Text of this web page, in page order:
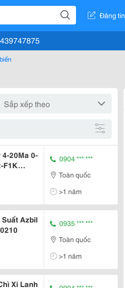
Đăng tin
20Ma 0-
F1K
Áp
0904 *** ***
Toàn quốc
>1 năm
Suất Azbil
0935 *** ***
Toàn quốc
>1 năm
Xi Lanh